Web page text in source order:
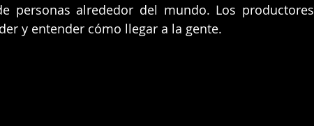
personas alrededor del mundo. Los productores
y entender cómo llegar a la gente.